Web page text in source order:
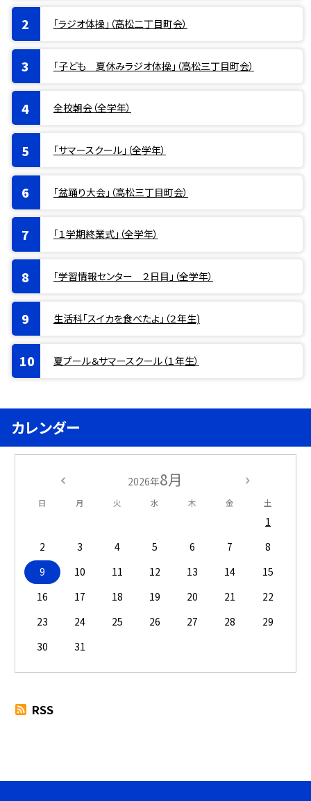
「ラジオ体操」（高松二丁目町会）
「子ども 夏休みラジオ体操」（高松三丁目町会）
全校朝会（全学年）
「サマースクール」（全学年）
「盆踊り大会」（高松三丁目町会）
「１学期終業式」（全学年）
「学習情報センター ２日目」（全学年）
生活科「スイカを食べたよ」（２年生)
夏プール＆サマースクール（１年生）
カレンダー
2026年8月
日 月 火 水 木 金 土
1
2
3 4 5 6 7
8
9
10 11 12 13 14
15
16
17 18 19 20 21
22
23
24 25 26 27 28
29
30
31
RSS